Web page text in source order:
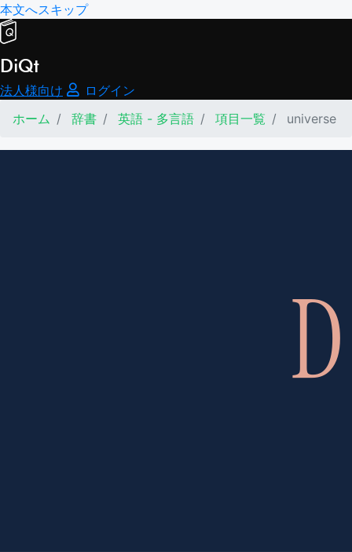
本文へスキップ
DiQt
法人様向け
ログイン
ホーム
辞書 英語 - 多言語 項目一覧 universe